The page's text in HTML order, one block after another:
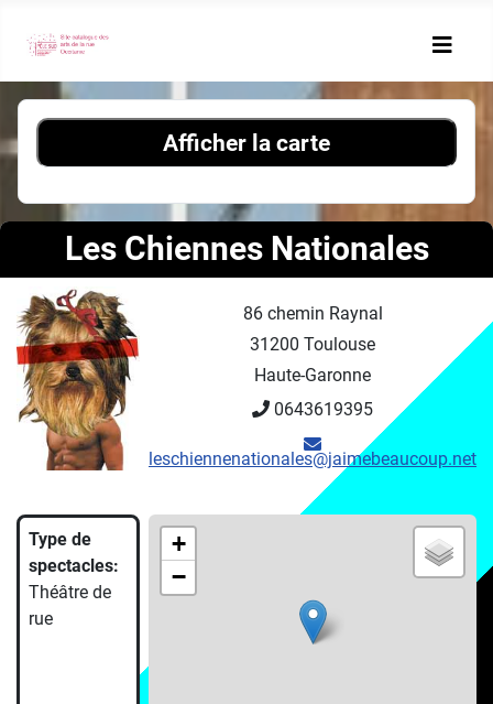
Afficher la carte
Les Chiennes Nationales
86 chemin Raynal
31200 Toulouse
Haute-Garonne
0643619395
leschiennenationales@jaimebeaucoup.net
+
−
Type de
spectacles:
Théâtre de
rue